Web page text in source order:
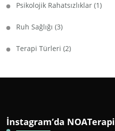
Psikolojik Rahatsızlıklar (1)
Ruh Sağlığı (3)
Terapi Türleri (2)
İnstagram’da NOATerapi